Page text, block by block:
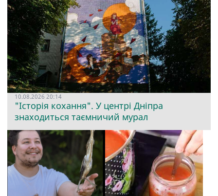
10.08.2026 20:14
"Історія кохання". У центрі Дніпра
знаходиться таємничий мурал